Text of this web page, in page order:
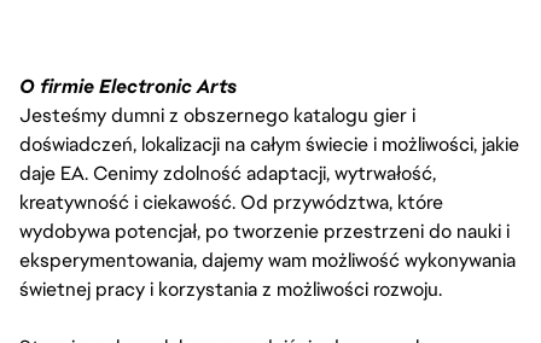
O firmie Electronic Arts
Jesteśmy dumni z obszernego katalogu gier i
doświadczeń, lokalizacji na całym świecie i możliwości, jakie
daje EA. Cenimy zdolność adaptacji, wytrwałość,
kreatywność i ciekawość. Od przywództwa, które
wydobywa potencjał, po tworzenie przestrzeni do nauki i
eksperymentowania, dajemy wam możliwość wykonywania
świetnej pracy i korzystania z możliwości rozwoju.